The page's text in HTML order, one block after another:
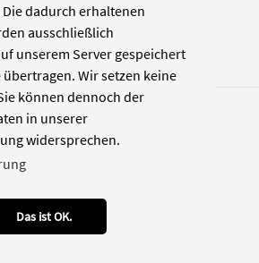
dadurch erhaltenen
ausschließlich
unserem Server gespeichert
Wir setzen keine
können dennoch der
in unserer
widersprechen.
Das ist OK.
Datenschutz